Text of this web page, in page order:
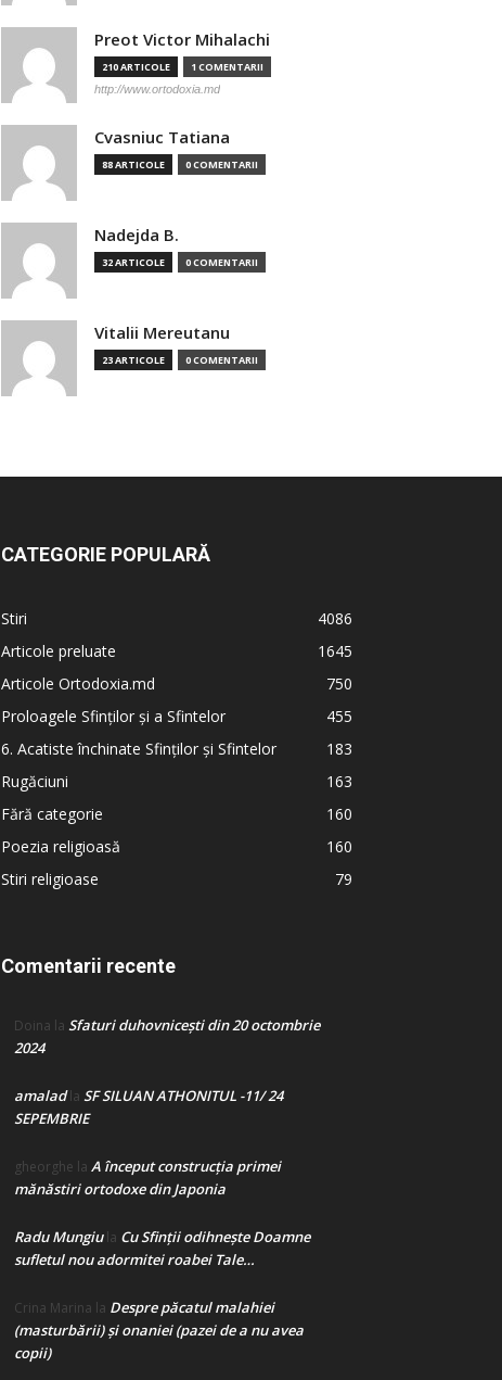
Preot Victor Mihalachi
210 ARTICOLE 1 COMENTARII
http://www.ortodoxia.md
Cvasniuc Tatiana
88 ARTICOLE 0 COMENTARII
Nadejda B.
32 ARTICOLE 0 COMENTARII
Vitalii Mereutanu
23 ARTICOLE 0 COMENTARII
CATEGORIE POPULARĂ
Stiri
4086
Articole preluate
1645
Articole Ortodoxia.md
750
Proloagele Sfinților și a Sfintelor
455
6. Acatiste închinate Sfinților și Sfintelor
183
Rugăciuni
163
Fără categorie
160
Poezia religioasă
160
Stiri religioase
79
Comentarii recente
Doina la Sfaturi duhovnicești din 20 octombrie
2024
amaladla SF SILUAN ATHONITUL -11/ 24
SEPEMBRIE
gheorghe la A început construcţia primei
mănăstiri ortodoxe din Japonia
Radu Mungiula Cu Sfinții odihnește Doamne
sufletul nou adormitei roabei Tale…
Crina Marina la Despre păcatul malahiei
(masturbării) şi onaniei (pazei de a nu avea
copii)